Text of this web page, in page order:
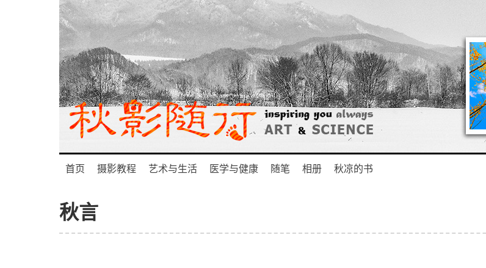
首页 摄影教程 艺术与生活 医学与健康 随笔 相册 秋凉的书
秋言